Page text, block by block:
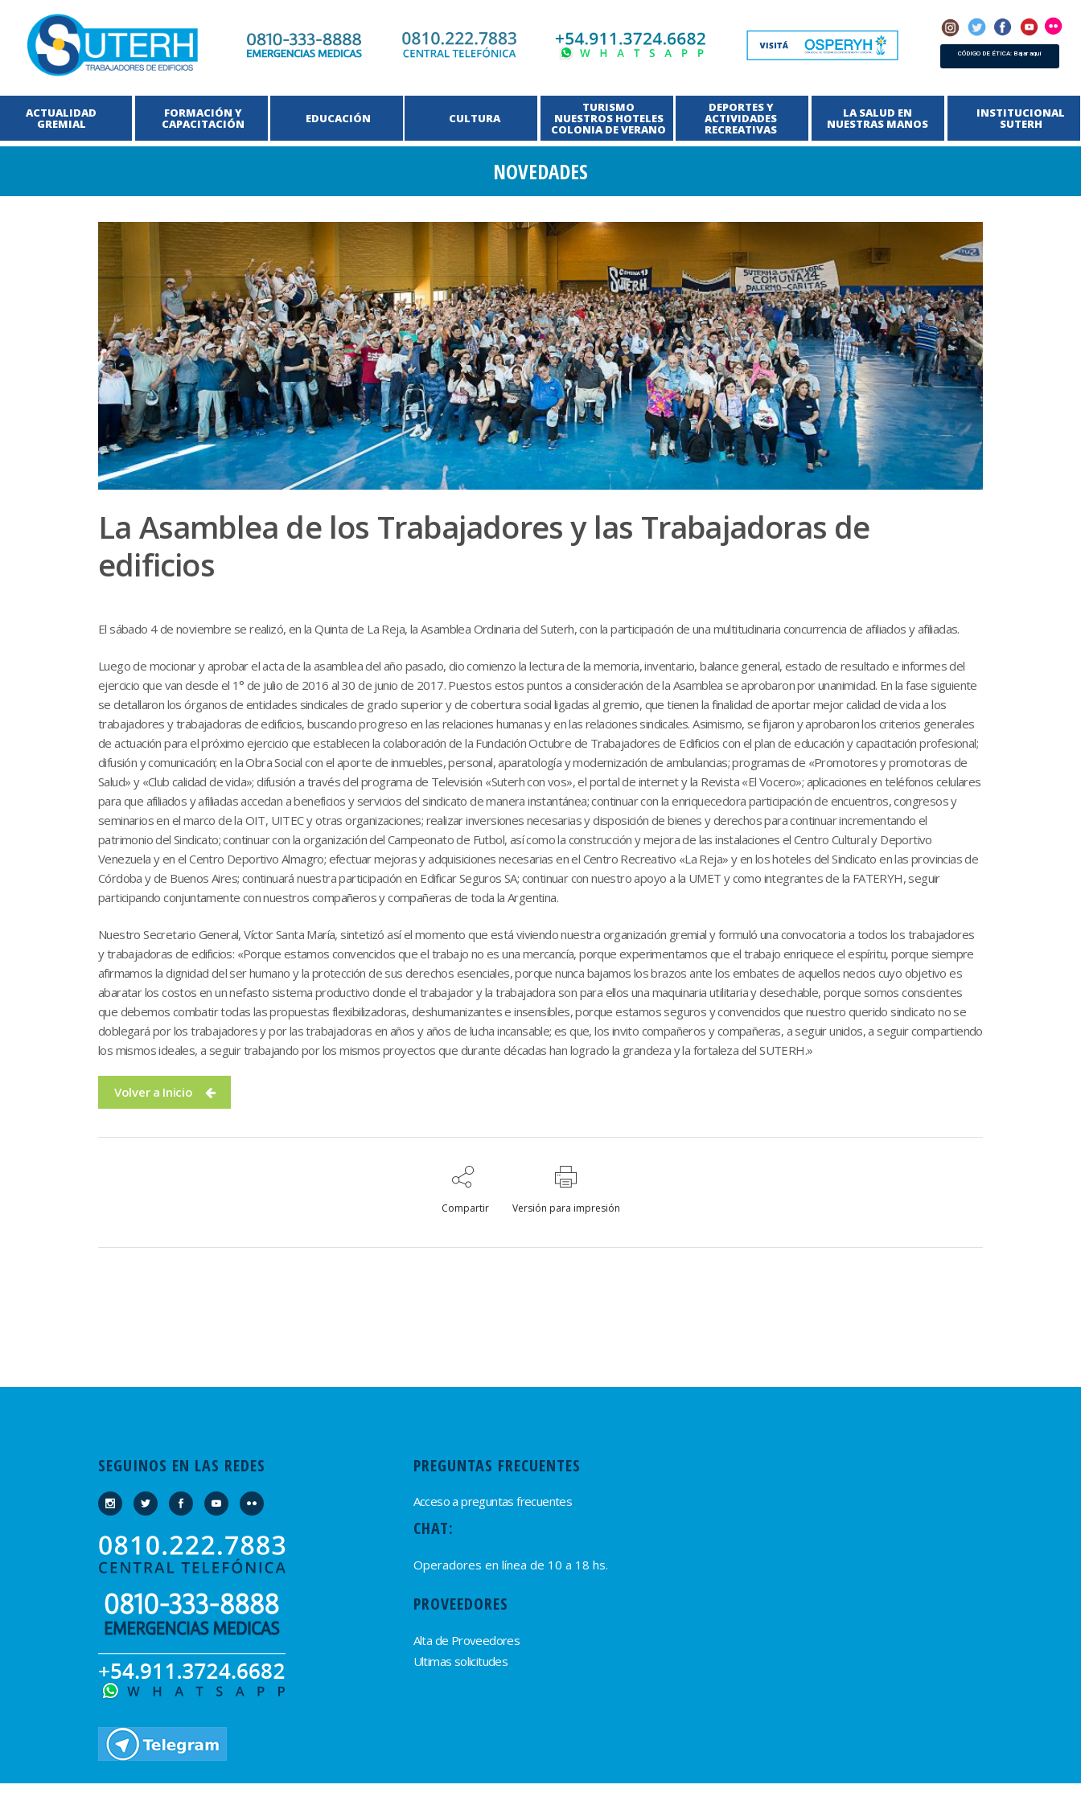
CÓDIGO DE ÉTICA: Bajar aquí
ACTUALIDAD
GREMIAL EDUCACIÓN CULTURA
TURISMO
NUESTROS HOTELES
COLONIA DE VERANO
DEPORTES Y
ACTIVIDADES
RECREATIVAS
LA SALUD EN
NUESTRAS MANOS
INSTITUCIONAL
SUTERH
FORMACIÓN Y
CAPACITACIÓN
NOVEDADES
La Asamblea de los Trabajadores y las Trabajadoras de
edificios
El sábado 4 de noviembre se realizó, en la Quinta de La Reja, la Asamblea Ordinaria del Suterh, con la participación de una multitudinaria concurrencia de afiliados y afiliadas.
Luego de mocionar y aprobar el acta de la asamblea del año pasado, dio comienzo la lectura de la memoria, inventario, balance general, estado de resultado e informes del
ejercicio que van desde el 1° de julio de 2016 al 30 de junio de 2017. Puestos estos puntos a consideración de la Asamblea se aprobaron por unanimidad. En la fase siguiente
se detallaron los órganos de entidades sindicales de grado superior y de cobertura social ligadas al gremio, que tienen la finalidad de aportar mejor calidad de vida a los
trabajadores y trabajadoras de edificios, buscando progreso en las relaciones humanas y en las relaciones sindicales. Asimismo, se fijaron y aprobaron los criterios generales
de actuación para el próximo ejercicio que establecen la colaboración de la Fundación Octubre de Trabajadores de Edificios con el plan de educación y capacitación profesional;
difusión y comunicación; en la Obra Social con el aporte de inmuebles, personal, aparatología y modernización de ambulancias; programas de «Promotores y promotoras de
Salud» y «Club calidad de vida»; difusión a través del programa de Televisión «Suterh con vos», el portal de internet y la Revista «El Vocero»; aplicaciones en teléfonos celulares
para que afiliados y afiliadas accedan a beneficios y servicios del sindicato de manera instantánea; continuar con la enriquecedora participación de encuentros, congresos y
seminarios en el marco de la OIT, UITEC y otras organizaciones; realizar inversiones necesarias y disposición de bienes y derechos para continuar incrementando el
patrimonio del Sindicato; continuar con la organización del Campeonato de Futbol, así como la construcción y mejora de las instalaciones el Centro Cultural y Deportivo
Venezuela y en el Centro Deportivo Almagro; efectuar mejoras y adquisiciones necesarias en el Centro Recreativo «La Reja» y en los hoteles del Sindicato en las provincias de
Córdoba y de Buenos Aires; continuará nuestra participación en Edificar Seguros SA; continuar con nuestro apoyo a la UMET y como integrantes de la FATERYH, seguir
participando conjuntamente con nuestros compañeros y compañeras de toda la Argentina.
Nuestro Secretario General, Víctor Santa María, sintetizó así el momento que está viviendo nuestra organización gremial y formuló una convocatoria a todos los trabajadores
y trabajadoras de edificios: «Porque estamos convencidos que el trabajo no es una mercancía, porque experimentamos que el trabajo enriquece el espíritu, porque siempre
afirmamos la dignidad del ser humano y la protección de sus derechos esenciales, porque nunca bajamos los brazos ante los embates de aquellos necios cuyo objetivo es
abaratar los costos en un nefasto sistema productivo donde el trabajador y la trabajadora son para ellos una maquinaria utilitaria y desechable, porque somos conscientes
que debemos combatir todas las propuestas flexibilizadoras, deshumanizantes e insensibles, porque estamos seguros y convencidos que nuestro querido sindicato no se
doblegará por los trabajadores y por las trabajadoras en años y años de lucha incansable; es que, los invito compañeros y compañeras, a seguir unidos, a seguir compartiendo
los mismos ideales, a seguir trabajando por los mismos proyectos que durante décadas han logrado la grandeza y la fortaleza del SUTERH.»
Volver a Inicio
Compartir Versión para impresión
SEGUINOS EN LAS REDES PREGUNTAS FRECUENTES
Acceso a preguntas frecuentes
CHAT:
Operadores en línea de 10 a 18 hs.
PROVEEDORES
Alta de Proveedores
Ultimas solicitudes